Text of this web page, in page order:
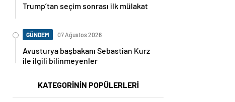
Trump’tan seçim sonrası ilk mülakat
GÜNDEM 07 Ağustos 2026
Avusturya başbakanı Sebastian Kurz
ile ilgili bilinmeyenler
KATEGORİNİN POPÜLERLERİ